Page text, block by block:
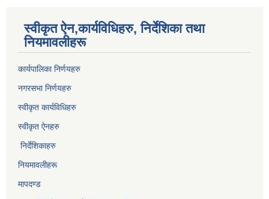
स्वीकृत ऐन,कार्यविधिहरु, निर्देशिका तथा
नियमावलीहरू
कार्यपालिका निर्णयहरु
नगरसभा निर्णयहरु
स्वीकृत कार्यविधिहरु
स्वीकृत ऐनहरु
निर्देशिकाहरु
नियमावलीहरू
मापदण्ड